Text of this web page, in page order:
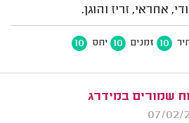
אחראי, זריז והוגן.
10 זמנים 10 יחס 10
שמורים במידרג